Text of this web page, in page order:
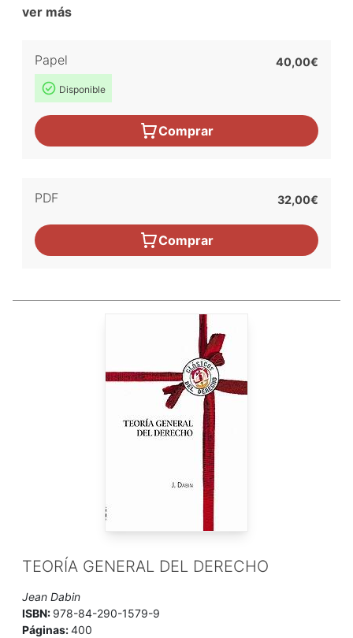
ver más
Papel
Disponible
40,00€
Comprar
PDF 32,00€
Comprar
TEORÍA GENERAL DEL DERECHO
Jean Dabin
ISBN: 978-84-290-1579-9
Páginas:400